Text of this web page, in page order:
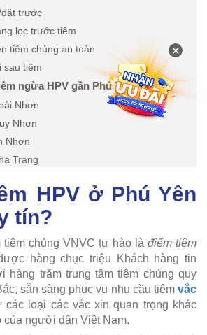
trước
lọc trước tiêm
tiêm chủng an toàn
sau tiêm
ngừa HPV gần Phú Yên
Nhơn
Nhơn
Nhơn
Trang
HPV ở Phú Yên
tín?
tiêm chủng VNVC tự hào là điểm tiêm
hàng chục triệu Khách hàng tin
hàng trăm trung tâm tiêm chủng quy
sẵn sàng phục vụ nhu cầu tiêm vắc
các loại các vắc xin quan trọng khác
của người dân Việt Nam.
×